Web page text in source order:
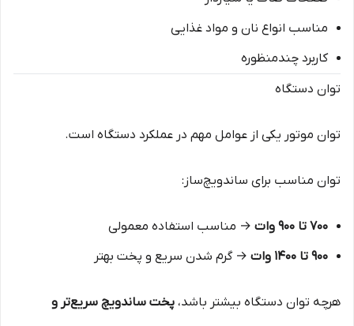
مناسب انواع نان و مواد غذایی
کاربرد چندمنظوره
توان دستگاه
توان موتور یکی از عوامل مهم در عملکرد دستگاه است.
توان مناسب برای ساندویچ‌ساز:
۷۰۰ تا ۹۰۰ وات
→ مناسب استفاده معمولی
۹۰۰ تا ۱۴۰۰ وات
→ گرم شدن سریع و پخت بهتر
هرچه توان دستگاه بیشتر باشد، پخت ساندویچ سریع‌تر و